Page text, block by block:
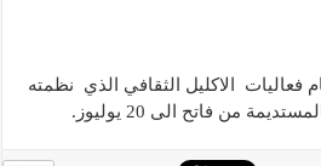
فعاليات الاكليل الثقافي الذي نظمته
من فاتح الى 20 يوليوز.